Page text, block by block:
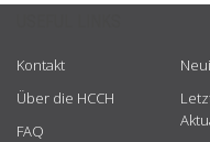
Kontakt
Über die HCCH
FAQ